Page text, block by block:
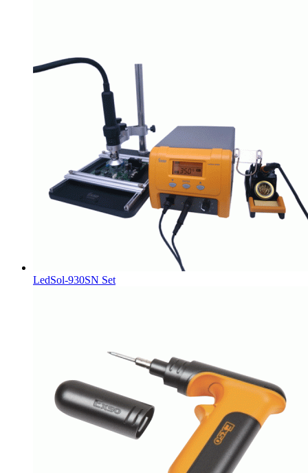
LedSol-930SN Set